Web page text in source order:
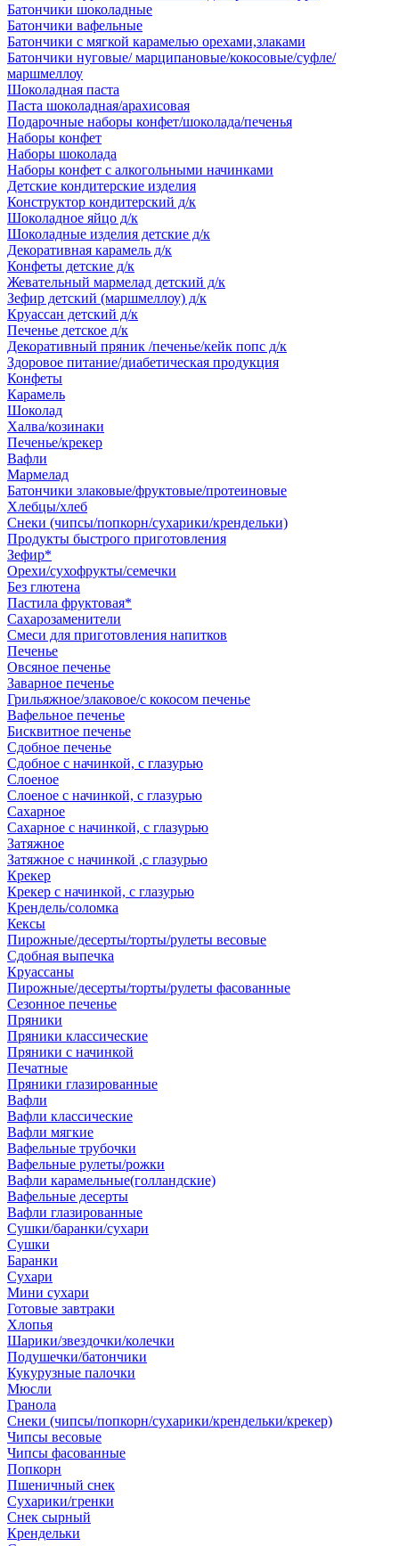
Батончики шоколадные
Батончики вафельные
Батончики с мягкой карамелью орехами,злаками
Батончики нуговые/ марципановые/кокосовые/суфле/
маршмеллоу
Шоколадная паста
Паста шоколадная/арахисовая
Подарочные наборы конфет/шоколада/печенья
Наборы конфет
Наборы шоколада
Наборы конфет с алкогольными начинками
Детские кондитерские изделия
Конструктор кондитерский д/к
Шоколадное яйцо д/к
Шоколадные изделия детские д/к
Декоративная карамель д/к
Конфеты детские д/к
Жевательный мармелад детский д/к
Зефир детский (маршмеллоу) д/к
Круассан детский д/к
Печенье детское д/к
Декоративный пряник /печенье/кейк попс д/к
Здоровое питание/диабетическая продукция
Конфеты
Карамель
Шоколад
Халва/козинаки
Печенье/крекер
Вафли
Мармелад
Батончики злаковые/фруктовые/протеиновые
Хлебцы/хлеб
Снеки (чипсы/попкорн/сухарики/крендельки)
Продукты быстрого приготовления
Зефир*
Орехи/сухофрукты/семечки
Без глютена
Пастила фруктовая*
Сахарозаменители
Смеси для приготовления напитков
Печенье
Овсяное печенье
Заварное печенье
Грильяжное/злаковое/с кокосом печенье
Вафельное печенье
Бисквитное печенье
Сдобное печенье
Сдобное с начинкой, с глазурью
Слоеное
Слоеное с начинкой, с глазурью
Сахарное
Сахарное с начинкой, с глазурью
Затяжное
Затяжное с начинкой ,с глазурью
Крекер
Крекер с начинкой, с глазурью
Крендель/соломка
Кексы
Пирожные/десерты/торты/рулеты весовые
Сдобная выпечка
Круассаны
Пирожные/десерты/торты/рулеты фасованные
Сезонное печенье
Пряники
Пряники классические
Пряники с начинкой
Печатные
Пряники глазированные
Вафли
Вафли классические
Вафли мягкие
Вафельные трубочки
Вафельные рулеты/рожки
Вафли карамельные(голландские)
Вафельные десерты
Вафли глазированные
Сушки/баранки/сухари
Сушки
Баранки
Сухари
Мини сухари
Готовые завтраки
Хлопья
Шарики/звездочки/колечки
Подушечки/батончики
Кукурузные палочки
Мюсли
Гранола
Снеки (чипсы/попкорн/сухарики/крендельки/крекер)
Чипсы весовые
Чипсы фасованные
Попкорн
Пшеничный снек
Сухарики/гренки
Снек сырный
Крендельки